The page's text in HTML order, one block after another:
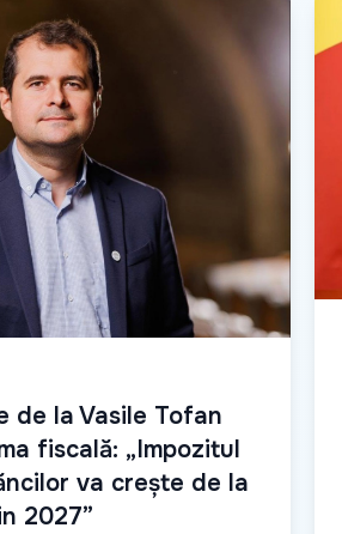
de la Vasile Tofan
fiscală: „Impozitul
va crește de la
2027”